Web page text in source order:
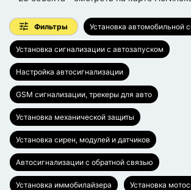
Фильтры Установка автомобильной
Установка сигнализации с автозапуском
Настройка автосигнализации
GSM сигнализации, трекеры для авто
Установка механической защиты
Установка сирен, модулей и датчиков
Автосигнализации с обратной связью
Установка иммобилайзера Установка